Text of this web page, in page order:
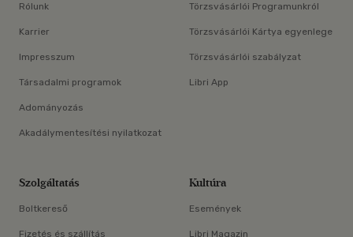
Rólunk
Karrier
Impresszum
Társadalmi programok
Adományozás
Akadálymentesítési nyilatkozat
Törzsvásárlói Programunkról
Törzsvásárlói Kártya egyenlege
Törzsvásárlói szabályzat
Libri App
Szolgáltatás
Boltkereső
Fizetés és szállítás
Kultúra
Események
Libri Magazin